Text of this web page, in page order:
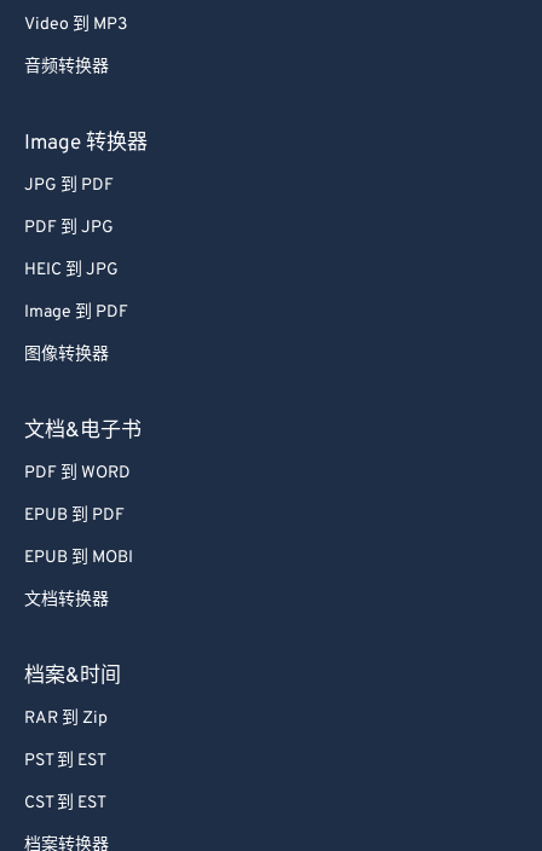
Video 到 MP3
音频转换器
Image 转换器
JPG 到 PDF
PDF 到 JPG
HEIC 到 JPG
Image 到 PDF
图像转换器
文档&电子书
PDF 到 WORD
EPUB 到 PDF
EPUB 到 MOBI
文档转换器
档案&时间
RAR 到 Zip
PST 到 EST
CST 到 EST
档案转换器